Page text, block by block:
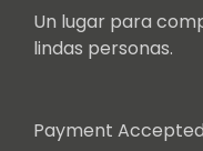
Un lugar para
lindas personas.
Payment Accepted